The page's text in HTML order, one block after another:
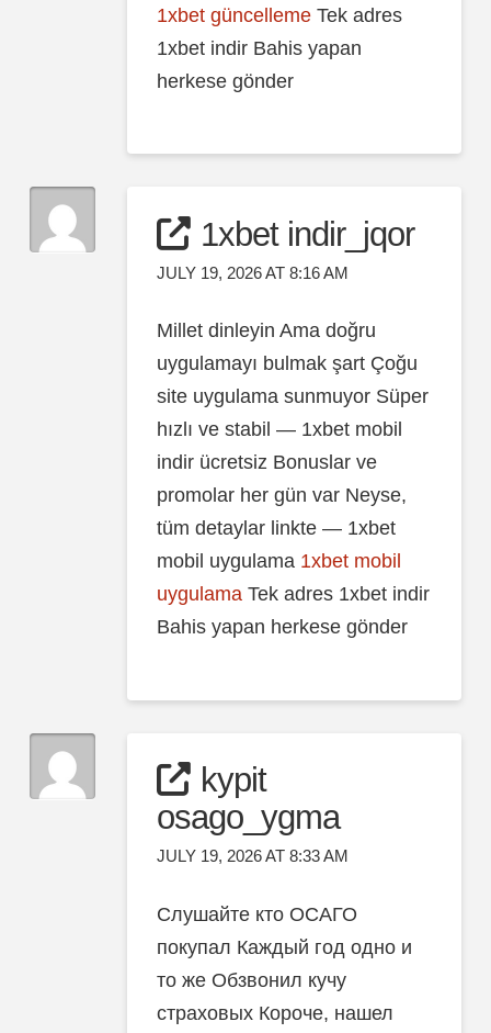
1xbet güncelleme Tek adres
1xbet indir Bahis yapan
herkese gönder
1xbet indir_jqor
JULY 19, 2026 AT 8:16 AM
Millet dinleyin Ama doğru
uygulamayı bulmak şart Çoğu
site uygulama sunmuyor Süper
hızlı ve stabil — 1xbet mobil
indir ücretsiz Bonuslar ve
promolar her gün var Neyse,
tüm detaylar linkte — 1xbet
mobil uygulama 1xbet mobil
uygulama Tek adres 1xbet indir
Bahis yapan herkese gönder
kypit
osago_ygma
JULY 19, 2026 AT 8:33 AM
Слушайте кто ОСАГО
покупал Каждый год одно и
то же Обзвонил кучу
страховых Короче, нашел